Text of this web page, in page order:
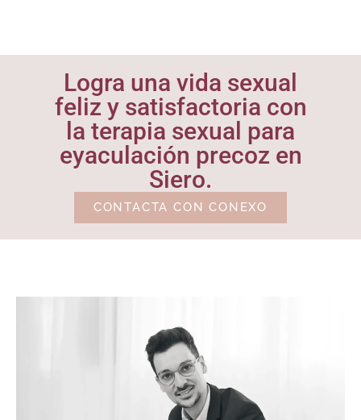
Logra una vida sexual
feliz y satisfactoria con
la terapia sexual para
eyaculación precoz en
Siero.
CONTACTA CON CONEXO